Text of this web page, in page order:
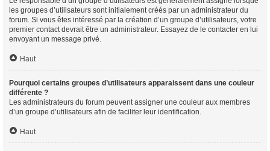
les groupes d’utilisateurs sont initialement créés par un administrateur du
forum. Si vous êtes intéressé par la création d’un groupe d’utilisateurs, votre
premier contact devrait être un administrateur. Essayez de le contacter en lui
envoyant un message privé.
Haut
Pourquoi certains groupes d’utilisateurs apparaissent dans une couleur
différente ?
Les administrateurs du forum peuvent assigner une couleur aux membres
d’un groupe d’utilisateurs afin de faciliter leur identification.
Haut